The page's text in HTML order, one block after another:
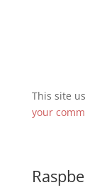
This site
your